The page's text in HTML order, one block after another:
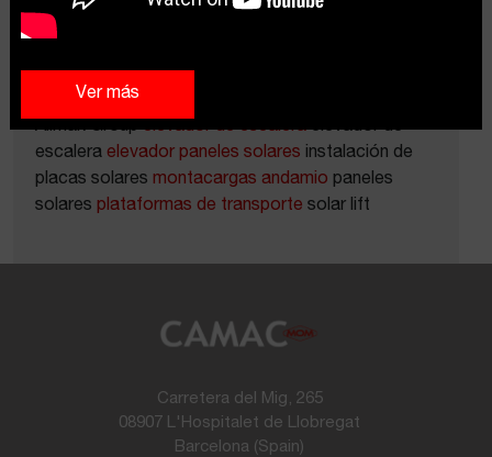
Ver más
Etiquetas
Alimak Groupelevador de escaleraelevador de
escalera elevador paneles solares instalación de
placas solares montacargas andamio paneles
solares plataformas de transporte solar lift
Carretera del Mig, 265
08907 L'Hospitalet de Llobregat
Barcelona (Spain)